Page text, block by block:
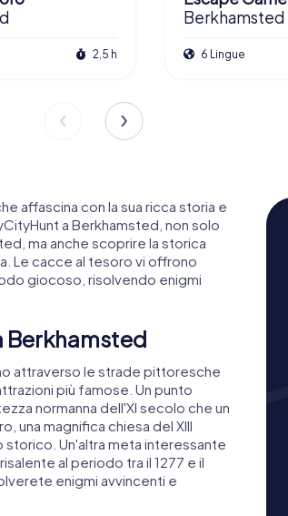
2,5 h
Berkhamsted
6 Lingue
affascina con la sua ricca storia e
a Berkhamsted, non solo
ma anche scoprire la storica
Le cacce al tesoro vi offrono
giocoso, risolvendo enigmi
Berkhamsted
attraverso le strade pittoresche
più famose. Un punto
normanna dell'XI secolo che un
una magnifica chiesa del XIII
storico. Un'altra meta interessante
al periodo tra il 1277 e il
enigmi avvincenti e